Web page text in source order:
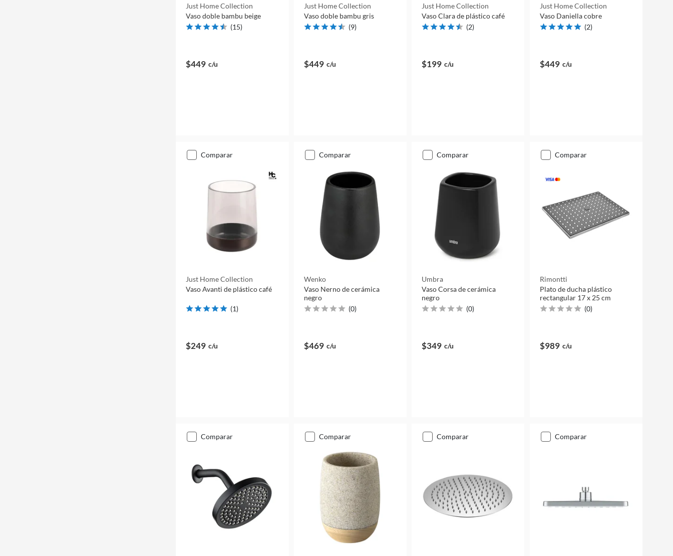
Just Home Collection
Vaso doble bambu beige
(15)
$449 c/u
Just Home Collection
Vaso doble bambu gris
(9)
$449 c/u
Just Home Collection
Vaso Clara de plástico café
(2)
$199 c/u
Just Home Collection
Vaso Daniella cobre
(2)
$449 c/u
comparar
Just Home Collection
Vaso Avanti de plástico café
(1)
$249 c/u
comparar
Wenko
Vaso Nerno de cerámica
negro
(0)
$469 c/u
comparar
Umbra
Vaso Corsa de cerámica
negro
(0)
$349 c/u
comparar
Rimontti
Plato de ducha plástico
rectangular 17 x 25 cm
(0)
$989 c/u
comparar comparar comparar comparar